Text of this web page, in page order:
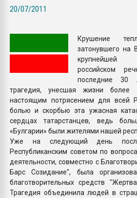
20/07/2011
Крушение
затонувшего на
крупнейшей
российском
последние 30
трагедия, унесшая жизни более
настоящим потрясением для всей
болью и скорбью эта ужасная
сердцах татарстанцев, ведь
«Булгарии» были жителями нашей
Уже на следующий день после
Республиканским советом по
деятельности, совместно с
Барс Созидание", была
благотворительных средств
Трагедия объединила людей в